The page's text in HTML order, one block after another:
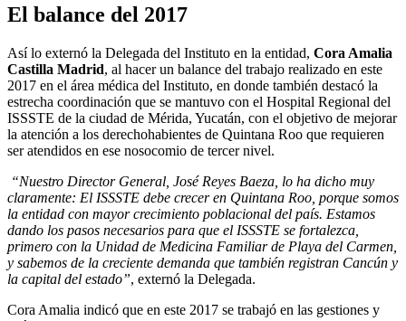
El balance del 2017
Así lo externó la Delegada del Instituto en la entidad, Cora Amalia
Castilla Madrid, al hacer un balance del trabajo realizado en este
2017 en el área médica del Instituto, en donde también destacó la
estrecha coordinación que se mantuvo con el Hospital Regional del
ISSSTE de la ciudad de Mérida, Yucatán, con el objetivo de mejorar
la atención a los derechohabientes de Quintana Roo que requieren
ser atendidos en ese nosocomio de tercer nivel.
“Nuestro Director General, José Reyes Baeza, lo ha dicho muy
claramente: El ISSSTE debe crecer en Quintana Roo, porque somos
la entidad con mayor crecimiento poblacional del país. Estamos
dando los pasos necesarios para que el ISSSTE se fortalezca,
primero con la Unidad de Medicina Familiar de Playa del Carmen,
y sabemos de la creciente demanda que también registran Cancún y
la capital del estado”, externó la Delegada.
Cora Amalia indicó que en este 2017 se trabajó en las gestiones y